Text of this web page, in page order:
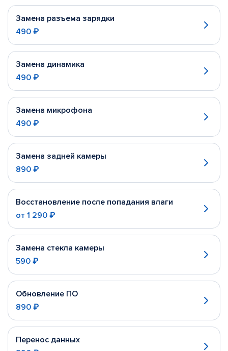
Замена разъема зарядки
490 ₽
Замена динамика
490 ₽
Замена микрофона
490 ₽
Замена задней камеры
890 ₽
Восстановление после попадания влаги
от 1 290 ₽
Замена стекла камеры
590 ₽
Обновление ПО
890 ₽
Перенос данных